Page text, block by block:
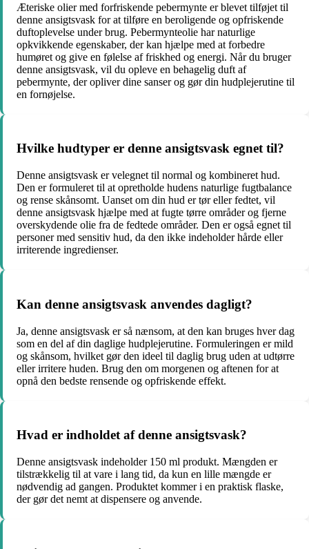
Æteriske olier med forfriskende pebermynte er blevet tilføjet til
denne ansigtsvask for at tilføre en beroligende og opfriskende
duftoplevelse under brug. Pebermynteolie har naturlige
opkvikkende egenskaber, der kan hjælpe med at forbedre
humøret og give en følelse af friskhed og energi. Når du bruger
denne ansigtsvask, vil du opleve en behagelig duft af
pebermynte, der opliver dine sanser og gør din hudplejerutine til
en fornøjelse.
Hvilke hudtyper er denne ansigtsvask egnet til?
Denne ansigtsvask er velegnet til normal og kombineret hud.
Den er formuleret til at opretholde hudens naturlige fugtbalance
og rense skånsomt. Uanset om din hud er tør eller fedtet, vil
denne ansigtsvask hjælpe med at fugte tørre områder og fjerne
overskydende olie fra de fedtede områder. Den er også egnet til
personer med sensitiv hud, da den ikke indeholder hårde eller
irriterende ingredienser.
Kan denne ansigtsvask anvendes dagligt?
Ja, denne ansigtsvask er så nænsom, at den kan bruges hver dag
som en del af din daglige hudplejerutine. Formuleringen er mild
og skånsom, hvilket gør den ideel til daglig brug uden at udtørre
eller irritere huden. Brug den om morgenen og aftenen for at
opnå den bedste rensende og opfriskende effekt.
Hvad er indholdet af denne ansigtsvask?
Denne ansigtsvask indeholder 150 ml produkt. Mængden er
tilstrækkelig til at vare i lang tid, da kun en lille mængde er
nødvendig ad gangen. Produktet kommer i en praktisk flaske,
der gør det nemt at dispensere og anvende.